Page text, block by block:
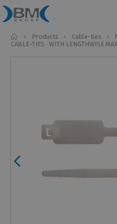
Home
Products Cable-ties
CABLE-TIES · WITH LENGTHWISE